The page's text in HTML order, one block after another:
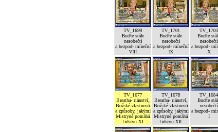
TV_1699
Buďte stále
nesobečtí
a bezpod- míneční
VIII
TV_1701
Buďte stále
nesobečtí
a bezpod- míneční
IX
TV_1703
Buďte
nesobečtí
a bezpod-
X
TV_1677
Breatha- riánství,
Božské vlastnosti
a způsoby, jakými
Mistryně pomáhá
lidstvu XI
TV_1678
Breatha- riánství,
Božské vlastnosti
a způsoby, jakými
Mistryně pomáhá
lidstvu XII
TV_1684
Buďte
nesobečtí
a bezpod-
I